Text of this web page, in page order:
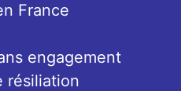
France
engagement
résiliation